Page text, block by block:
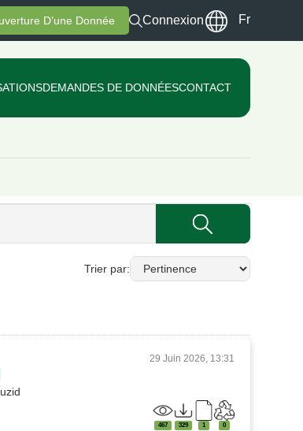
D’une Donnée Connexion Fr
DEMANDES DE DONNÉESCONTACT
Trier par
29 Juin 2026, 13:31
467 329 1 0